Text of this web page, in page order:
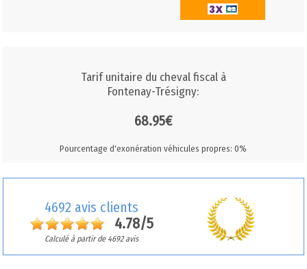
Tarif unitaire du cheval fiscal à
Fontenay-Trésigny:
68.95€
Pourcentage d'exonération véhicules propres: 0%
4692 avis clients
4.78/5
Calculé à partir de 4692 avis